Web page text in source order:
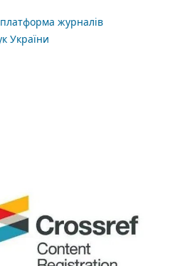
журналів
України